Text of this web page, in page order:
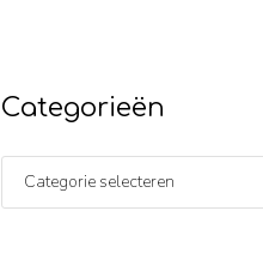
Categorieën